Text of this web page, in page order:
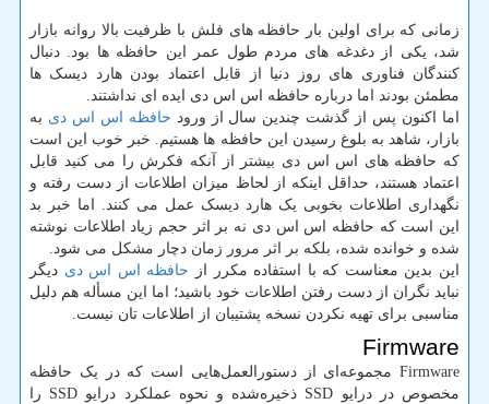
زمانی که برای اولین بار حافظه های فلش با ظرفیت بالا روانه بازار
شد، یکی از دغدغه های مردم طول عمر این حافظه ها بود. دنبال
کنندگان فناوری های روز دنیا از قابل اعتماد بودن هارد دیسک ها
مطمئن بودند اما درباره حافظه اس اس دی ایده ای نداشتند.
اما اکنون پس از گذشت چندین سال از ورود حافظه اس اس دی به
بازار، شاهد به بلوغ رسیدن این حافظه ها هستیم. خبر خوب این است
که حافظه های اس اس دی بیشتر از آنکه فکرش را می کنید قابل
اعتماد هستند، حداقل اینکه از لحاظ میزان اطلاعات از دست رفته و
نگهداری اطلاعات بخوبی یک هارد دیسک عمل می کنند. اما خبر بد
این است که حافظه اس اس دی نه بر اثر حجم زیاد اطلاعات نوشته
شده و خوانده شده، بلکه بر اثر مرور زمان دچار مشکل می شود.
این بدین معناست که با استفاده مکرر از حافظه اس اس دی دیگر
نباید نگران از دست رفتن اطلاعات خود باشید؛ اما این مسأله هم دلیل
مناسبی برای تهیه نکردن نسخه پشتیبان از اطلاعات تان نیست.
Firmware
Firmware مجموعه‌ای از دستورالعمل‌هایی است که در یک حافظه
مخصوص در درایو SSD ذخیره‌شده و نحوه عملکرد درایو SSD را